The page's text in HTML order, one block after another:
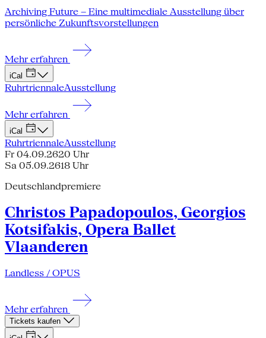
Archiving Future – Eine multimediale Ausstellung über
persönliche Zukunftsvorstellungen
Mehr erfahren
iCal
RuhrtriennaleAusstellung
Mehr erfahren
iCal
RuhrtriennaleAusstellung
Fr 04.09.2620 Uhr
Sa 05.09.2618 Uhr
Deutschlandpremiere
Christos Papadopoulos, Georgios
Kotsifakis, Opera Ballet
Vlaanderen
Landless / OPUS
Mehr erfahren
Tickets kaufen